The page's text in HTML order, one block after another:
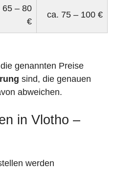
65 – 80
€
ca. 75 – 100 €
genannten Preise
sind, die genauen
abweichen.
in Vlotho –
werden